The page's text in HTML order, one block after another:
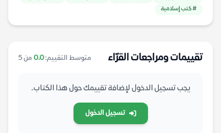
# كتب إسلامية
تقييمات ومراجعات القرّاء متوسط التقييم:0.0 من 5
يجب تسجيل الدخول لإضافة تقييمك حول هذا الكتاب.
تسجيل الدخول